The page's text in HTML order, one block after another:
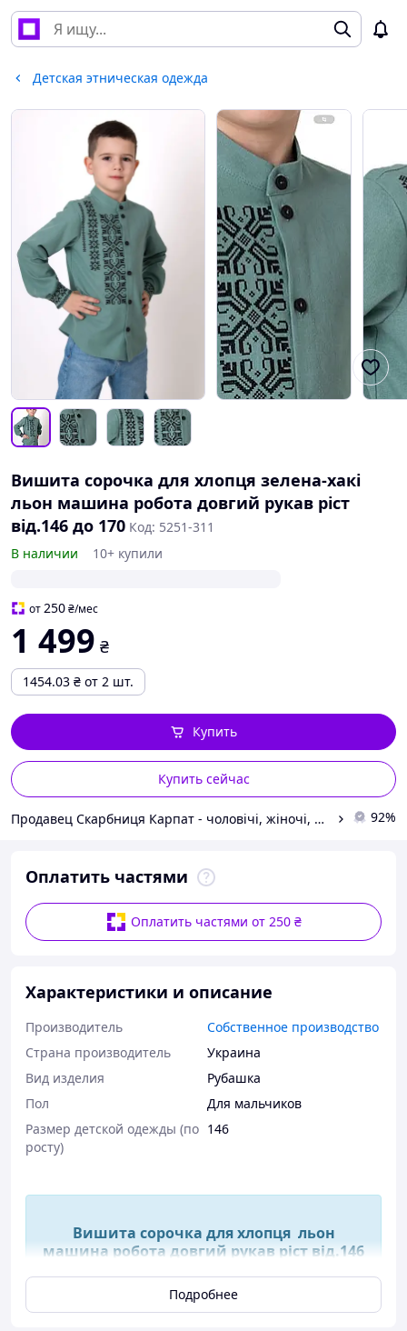
Детская этническая одежда
Вишита сорочка для хлопця зелена-хакі
льон машина робота довгий рукав ріст
від.146 до 170 Код: 5251-311
В наличии
10+ купили
от250₴/мес
1 499 ₴
1454.03 ₴ от 2 шт.
Купить сейчас
Купить
Продавец Скарбниця Карпат - чоловічі, жіночі, дитячі вишиванки, гердани, ручної роботи 92%
Оплатить частями
Оплатить частями от 250 ₴
Характеристики и описание
Производитель
Собственное производство
Страна производитель
Украина
Вид изделия
Рубашка
Пол
Для мальчиков
Размер детской одежды (по
росту)
146
Вишита сорочка для хлопця льон
машина робота довгий рукав ріст від.146
Подробнее